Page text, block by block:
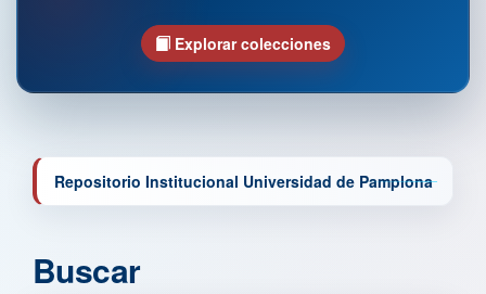
Explorar colecciones
Repositorio Institucional Universidad de Pamplona
Buscar